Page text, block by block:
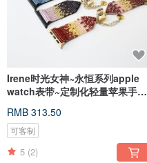
Irene时光女神~永恒系列apple
watch表带~定制化轻量苹果手表
RMB 313.50
可客制
5 (2)